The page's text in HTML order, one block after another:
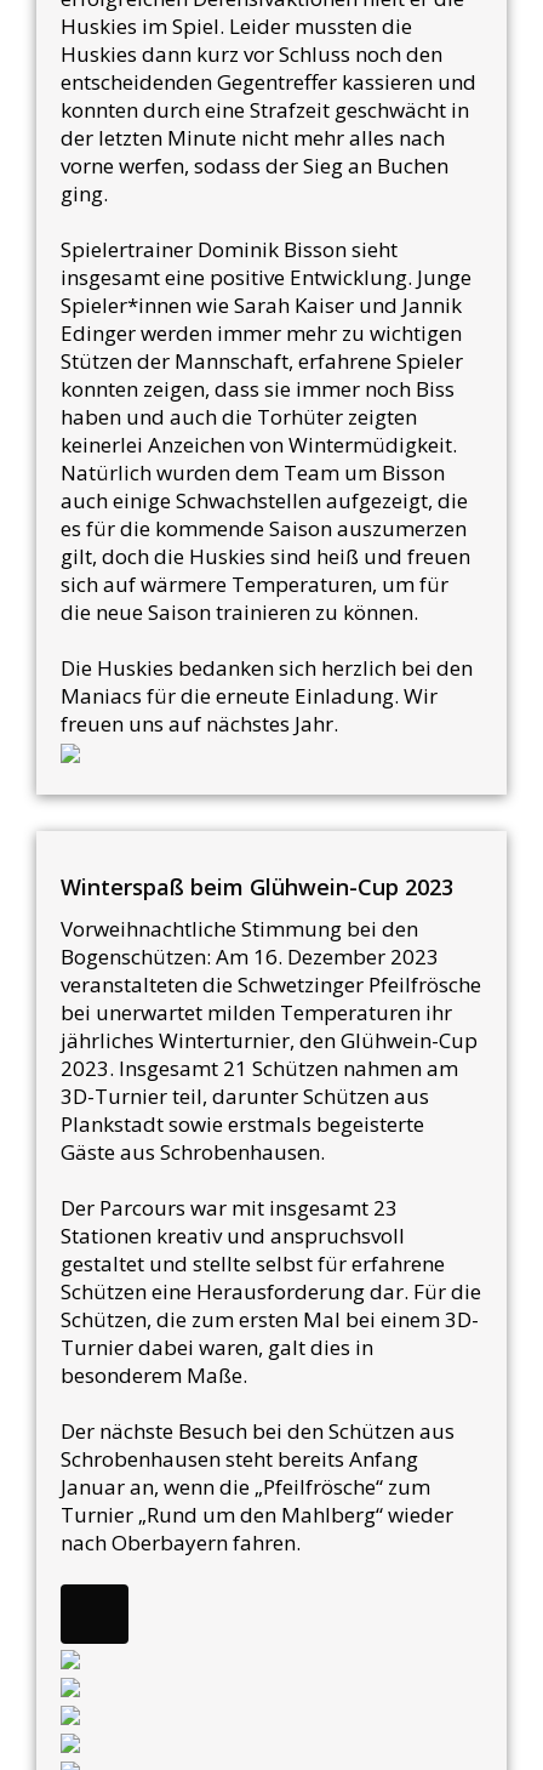
Huskies im Spiel. Leider mussten die
Huskies dann kurz vor Schluss noch den
entscheidenden Gegentreffer kassieren und
konnten durch eine Strafzeit geschwächt in
der letzten Minute nicht mehr alles nach
vorne werfen, sodass der Sieg an Buchen
ging.
Spielertrainer Dominik Bisson sieht
insgesamt eine positive Entwicklung. Junge
Spieler*innen wie Sarah Kaiser und Jannik
Edinger werden immer mehr zu wichtigen
Stützen der Mannschaft, erfahrene Spieler
konnten zeigen, dass sie immer noch Biss
haben und auch die Torhüter zeigten
keinerlei Anzeichen von Wintermüdigkeit.
Natürlich wurden dem Team um Bisson
auch einige Schwachstellen aufgezeigt, die
es für die kommende Saison auszumerzen
gilt, doch die Huskies sind heiß und freuen
sich auf wärmere Temperaturen, um für
die neue Saison trainieren zu können.
Die Huskies bedanken sich herzlich bei den
Maniacs für die erneute Einladung. Wir
freuen uns auf nächstes Jahr.
Winterspaß beim Glühwein-Cup 2023
Vorweihnachtliche Stimmung bei den
Bogenschützen: Am 16. Dezember 2023
veranstalteten die Schwetzinger Pfeilfrösche
bei unerwartet milden Temperaturen ihr
jährliches Winterturnier, den Glühwein-Cup
2023. Insgesamt 21 Schützen nahmen am
3D-Turnier teil, darunter Schützen aus
Plankstadt sowie erstmals begeisterte
Gäste aus Schrobenhausen.
Der Parcours war mit insgesamt 23
Stationen kreativ und anspruchsvoll
gestaltet und stellte selbst für erfahrene
Schützen eine Herausforderung dar. Für die
Schützen, die zum ersten Mal bei einem 3D-
Turnier dabei waren, galt dies in
besonderem Maße.
Der nächste Besuch bei den Schützen aus
Schrobenhausen steht bereits Anfang
Januar an, wenn die „Pfeilfrösche“ zum
Turnier „Rund um den Mahlberg“ wieder
nach Oberbayern fahren.